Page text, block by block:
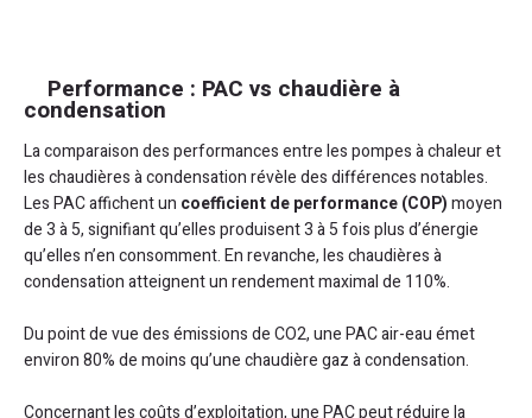
Performance : PAC vs chaudière à
condensation
La comparaison des performances entre les pompes à chaleur et
les chaudières à condensation révèle des différences notables.
Les PAC affichent un coefficient de performance (COP)moyen
de 3 à 5, signifiant qu’elles produisent 3 à 5 fois plus d’énergie
qu’elles n’en consomment. En revanche, les chaudières à
condensation atteignent un rendement maximal de 110%.
Du point de vue des émissions de CO2, une PAC air-eau émet
environ 80% de moins qu’une chaudière gaz à condensation.
Concernant les coûts d’exploitation, une PAC peut réduire la